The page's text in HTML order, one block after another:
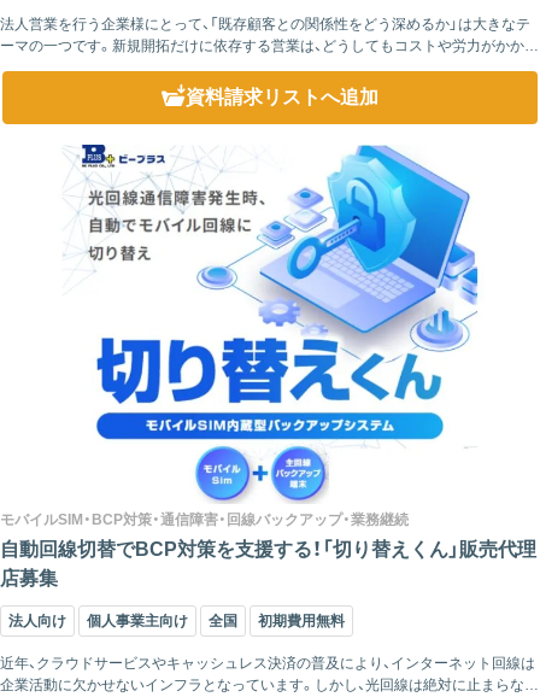
法人営業を行う企業様にとって、「既存顧客との関係性をどう深めるか」は大きなテ
ーマの一つです。新規開拓だけに依存する営業は、どうしてもコストや労力がかかり
資料請求リストへ追加
モバイルSIM・BCP対策・通信障害・回線バックアップ・業務継続
自動回線切替でBCP対策を支援する！「切り替えくん」販売代理
店募集
法人向け 個人事業主向け 全国 初期費用無料
近年、クラウドサービスやキャッシュレス決済の普及により、インターネット回線は
企業活動に欠かせないインフラとなっています。しかし、光回線は絶対に止まらない